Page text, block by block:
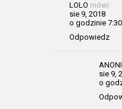
LOLO mówi:
sie 9, 2018
o godzinie 7:30
Odpowiedz
sie 9,
o